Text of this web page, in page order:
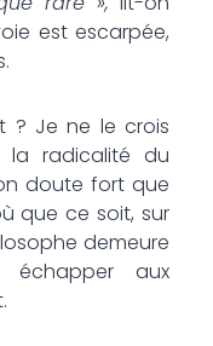
est escarpée,
? Je ne le crois
la radicalité du
doute fort que
que ce soit, sur
demeure
échapper aux